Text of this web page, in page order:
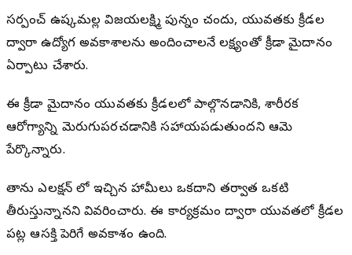
సర్పంచ్ ఉష్కమల్ల విజయలక్ష్మి పున్నం చందు, యువతకు క్రీడల
ద్వారా ఉద్యోగ అవకాశాలను అందించాలనే లక్ష్యంతో క్రీడా మైదానం
ఏర్పాటు చేశారు.
ఈ క్రీడా మైదానం యువతకు క్రీడలలో పాల్గొనడానికి, శారీరక
ఆరోగ్యాన్ని మెరుగుపరచడానికి సహాయపడుతుందని ఆమె
పేర్కొన్నారు.
తాను ఎలక్షన్ లో ఇచ్చిన హామీలు ఒకదాని తర్వాత ఒకటి
తీరుస్తున్నానని వివరించారు. ఈ కార్యక్రమం ద్వారా యువతలో క్రీడల
పట్ల ఆసక్తి పెరిగే అవకాశం ఉంది.